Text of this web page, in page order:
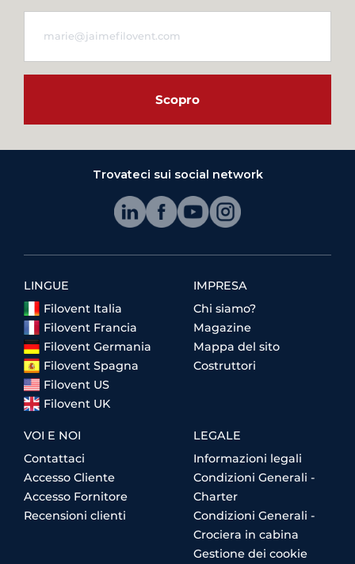
Scopro
Trovateci sui social network
LINGUE
Filovent Italia
Filovent Francia
Filovent Germania
Filovent Spagna
Filovent US
Filovent UK
IMPRESA
Chi siamo?
Magazine
Mappa del sito
Costruttori
VOI E NOI
Contattaci
Accesso Cliente
Accesso Fornitore
Recensioni clienti
LEGALE
Informazioni legali
Condizioni Generali -
Charter
Condizioni Generali -
Crociera in cabina
Gestione dei cookie